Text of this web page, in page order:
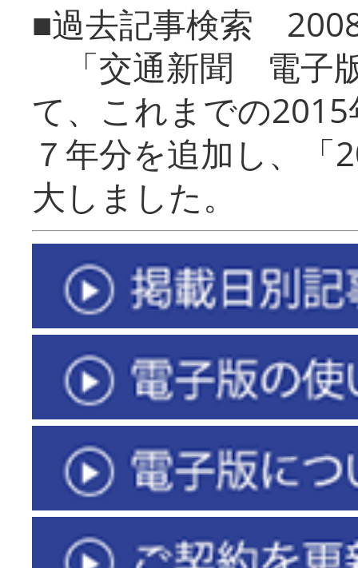
■過去記事検索
「交通新聞 電子
て、これまでの
７年分を追加し、「
大しまし